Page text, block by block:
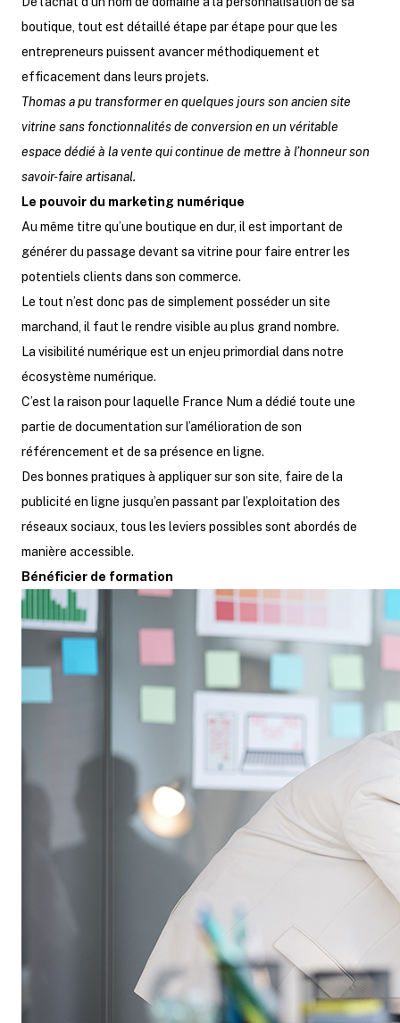
boutique, tout est détaillé étape par étape pour que les
entrepreneurs puissent avancer méthodiquement et
efficacement dans leurs projets.
Thomas a pu transformer en quelques jours son ancien site
vitrine sans fonctionnalités de conversion en un véritable
espace dédié à la vente qui continue de mettre à l’honneur son
savoir-faire artisanal.
Le pouvoir du marketing numérique
Au même titre qu’une boutique en dur, il est important de
générer du passage devant sa vitrine pour faire entrer les
potentiels clients dans son commerce.
Le tout n’est donc pas de simplement posséder un site
marchand, il faut le rendre visible au plus grand nombre.
La visibilité numérique est un enjeu primordial dans notre
écosystème numérique.
C’est la raison pour laquelle France Num a dédié toute une
partie de documentation sur l’amélioration de son
référencement et de sa présence en ligne.
Des bonnes pratiques à appliquer sur son site, faire de la
publicité en ligne jusqu’en passant par l’exploitation des
réseaux sociaux, tous les leviers possibles sont abordés de
manière accessible.
Bénéficier de formation